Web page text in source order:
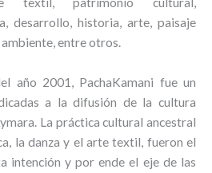
desarrollo, historia, arte, paisaje
entre otros.
año 2001, PachaKamani fue un
a la difusión de la cultura
La práctica cultural ancestral
la danza y el arte textil, fueron el
intención y por ende el eje de las